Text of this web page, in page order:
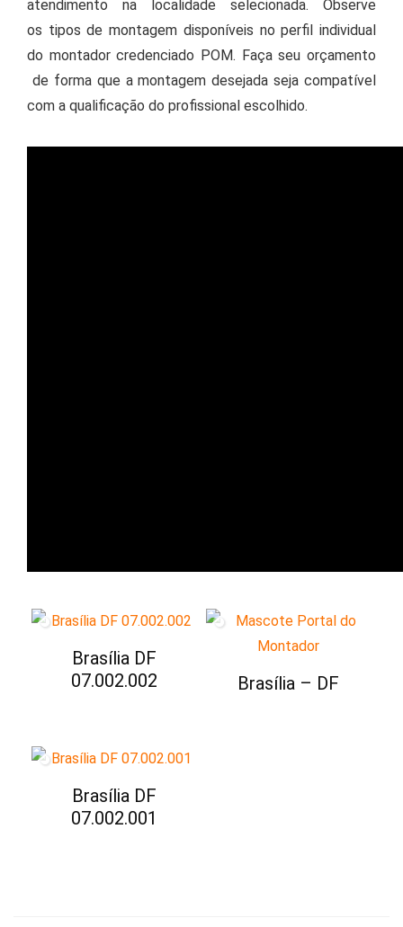
atendimento na localidade selecionada. Observe
os tipos de montagem disponíveis no perfil individual
do montador credenciado POM. Faça seu orçamento
de forma que a montagem desejada seja compatível
com a qualificação do profissional escolhido.
Brasília DF
07.002.002
Brasília – DF
Brasília DF
07.002.001